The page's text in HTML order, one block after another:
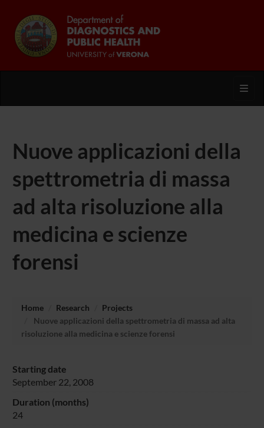
Nuove applicazioni della
spettrometria di massa
ad alta risoluzione alla
medicina e scienze
forensi
Home Research
Projects
Nuove applicazioni della spettrometria di massa ad alta
risoluzione alla medicina e scienze forensi
Starting date
September 22, 2008
Duration (months)
24